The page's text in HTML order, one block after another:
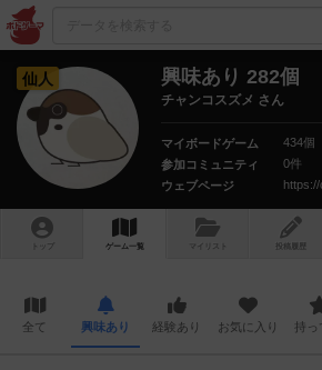
仙人 興味あり 282個
チャンコスズメ さん
マイボードゲーム
434個
参加コミュニティ
0件
ウェブページ
トップ ゲーム一覧 マイリスト 投稿履歴
全て 興味あり 経験あり お気に入り 持